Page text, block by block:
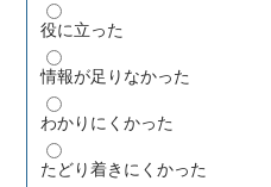
役に立った
情報が足りなかった
わかりにくかった
たどり着きにくかった